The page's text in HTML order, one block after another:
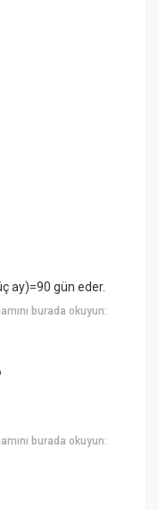
ay)=90 gün eder.
burada okuyun:
burada okuyun: